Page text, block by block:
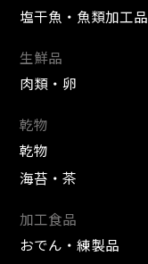
塩干魚・魚類加工品
生鮮品
肉類・卵
乾物
乾物
海苔・茶
加工食品
おでん・練製品